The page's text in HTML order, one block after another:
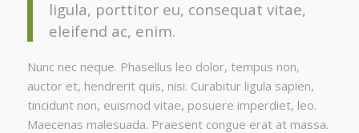
ligula, porttitor eu, consequat vitae,
eleifend ac, enim.
Nunc nec neque. Phasellus leo dolor, tempus non,
auctor et, hendrerit quis, nisi. Curabitur ligula sapien,
tincidunt non, euismod vitae, posuere imperdiet, leo.
Maecenas malesuada. Praesent congue erat at massa.